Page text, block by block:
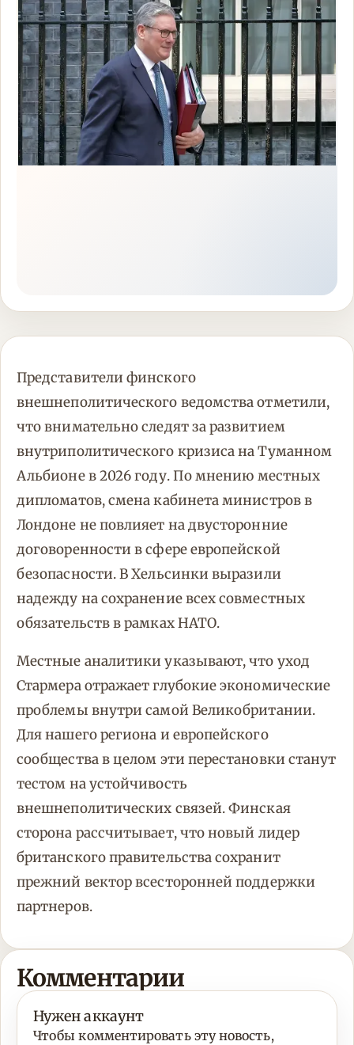
Представители финского
внешнеполитического ведомства отметили,
что внимательно следят за развитием
внутриполитического кризиса на Туманном
Альбионе в 2026 году. По мнению местных
дипломатов, смена кабинета министров в
Лондоне не повлияет на двусторонние
договоренности в сфере европейской
безопасности. В Хельсинки выразили
надежду на сохранение всех совместных
обязательств в рамках НАТО.
Местные аналитики указывают, что уход
Стармера отражает глубокие экономические
проблемы внутри самой Великобритании.
Для нашего региона и европейского
сообщества в целом эти перестановки станут
тестом на устойчивость
внешнеполитических связей. Финская
сторона рассчитывает, что новый лидер
британского правительства сохранит
прежний вектор всесторонней поддержки
партнеров.
Комментарии
Нужен аккаунт
Чтобы комментировать эту новость,